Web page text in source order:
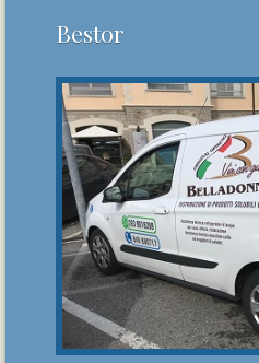
Bestor